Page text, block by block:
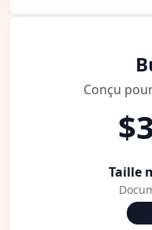
Conçu
Taille